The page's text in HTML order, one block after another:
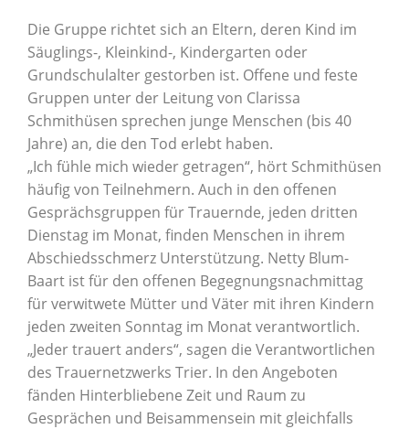
Die Gruppe richtet sich an Eltern, deren Kind im
Säuglings-, Kleinkind-, Kindergarten oder
Grundschulalter gestorben ist. Offene und feste
Gruppen unter der Leitung von Clarissa
Schmithüsen sprechen junge Menschen (bis 40
Jahre) an, die den Tod erlebt haben.
„Ich fühle mich wieder getragen“, hört Schmithüsen
häufig von Teilnehmern. Auch in den offenen
Gesprächsgruppen für Trauernde, jeden dritten
Dienstag im Monat, finden Menschen in ihrem
Abschiedsschmerz Unterstützung. Netty Blum-
Baart ist für den offenen Begegnungsnachmittag
für verwitwete Mütter und Väter mit ihren Kindern
jeden zweiten Sonntag im Monat verantwortlich.
„Jeder trauert anders“, sagen die Verantwortlichen
des Trauernetzwerks Trier. In den Angeboten
fänden Hinterbliebene Zeit und Raum zu
Gesprächen und Beisammensein mit gleichfalls